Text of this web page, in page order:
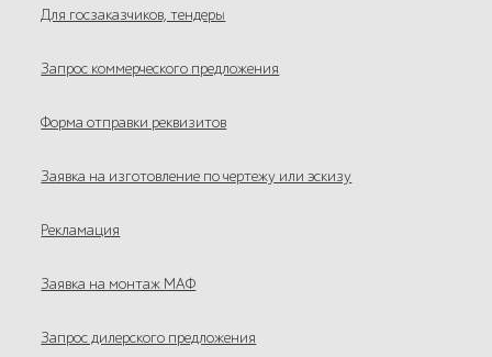
Для госзаказчиков, тендеры
Запрос коммерческого предложения
Форма отправки реквизитов
Заявка на изготовление по чертежу или эскизу
Рекламация
Заявка на монтаж МАФ
Запрос дилерского предложения